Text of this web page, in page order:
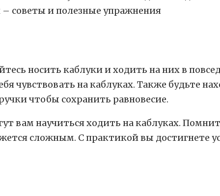
носить каблуки и ходить на них в
чувствовать на каблуках. Также будьте
чтобы сохранить равновесие.
вам научиться ходить на каблуках.
сложным. С практикой вы достигнете